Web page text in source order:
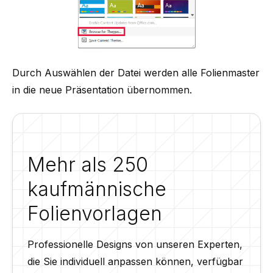
Durch Auswählen der Datei werden alle Folienmaster
in die neue Präsentation übernommen.
Mehr als 250
kaufmännische
Folienvorlagen
Professionelle Designs von unseren Experten,
die Sie individuell anpassen können, verfügbar